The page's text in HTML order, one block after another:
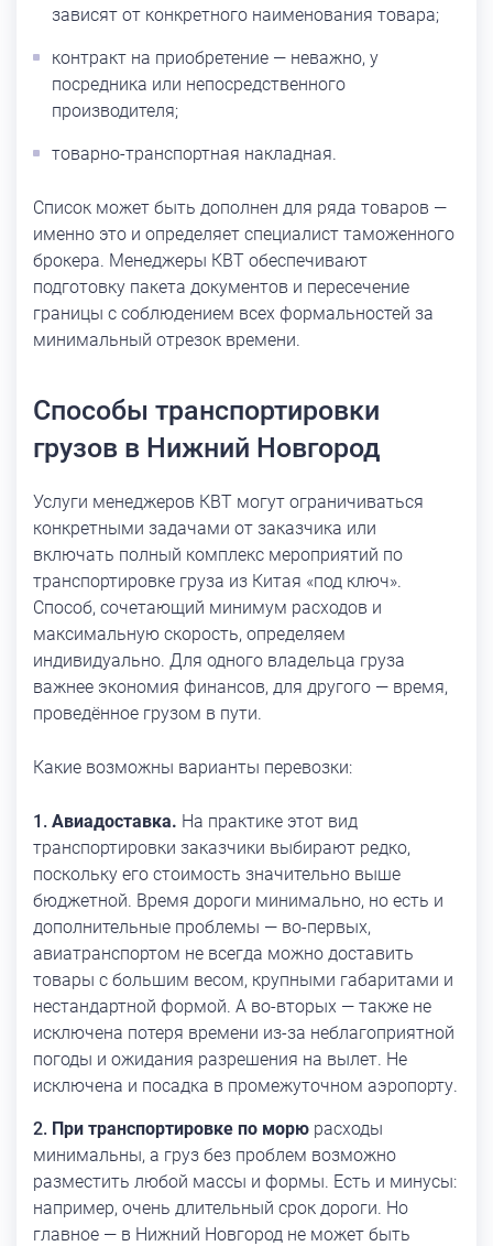
зависят от конкретного наименования товара;
контракт на приобретение — неважно, у
посредника или непосредственного
производителя;
товарно-транспортная накладная.
Список может быть дополнен для ряда товаров —
именно это и определяет специалист таможенного
брокера. Менеджеры КВТ обеспечивают
подготовку пакета документов и пересечение
границы с соблюдением всех формальностей за
минимальный отрезок времени.
Способы транспортировки
грузов в Нижний Новгород
Услуги менеджеров КВТ могут ограничиваться
конкретными задачами от заказчика или
включать полный комплекс мероприятий по
транспортировке груза из Китая «под ключ».
Способ, сочетающий минимум расходов и
максимальную скорость, определяем
индивидуально. Для одного владельца груза
важнее экономия финансов, для другого — время,
проведённое грузом в пути.
Какие возможны варианты перевозки:
Авиадоставка. На практике этот вид
транспортировки заказчики выбирают редко,
поскольку его стоимость значительно выше
бюджетной. Время дороги минимально, но есть и
дополнительные проблемы — во-первых,
авиатранспортом не всегда можно доставить
товары с большим весом, крупными габаритами и
нестандартной формой. А во-вторых — также не
исключена потеря времени из-за неблагоприятной
погоды и ожидания разрешения на вылет. Не
исключена и посадка в промежуточном аэропорту.
При транспортировке по морю расходы
минимальны, а груз без проблем возможно
разместить любой массы и формы. Есть и минусы:
например, очень длительный срок дороги. Но
главное — в Нижний Новгород не может быть